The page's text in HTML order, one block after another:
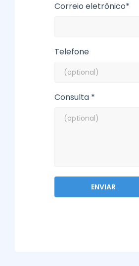
Correio eletrônico*
Telefone
Consulta *